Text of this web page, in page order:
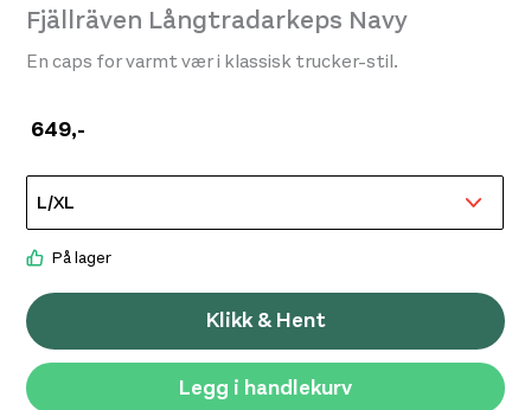
Fjällräven Långtradarkeps Navy
649,-
En caps for varmt vær i klassisk trucker-stil.
På lager
Klikk & Hent
Legg i handlekurv